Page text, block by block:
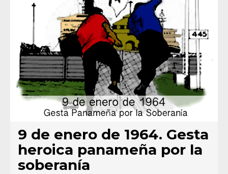
9 de enero de 1964. Gesta
heroica panameña por la
soberanía